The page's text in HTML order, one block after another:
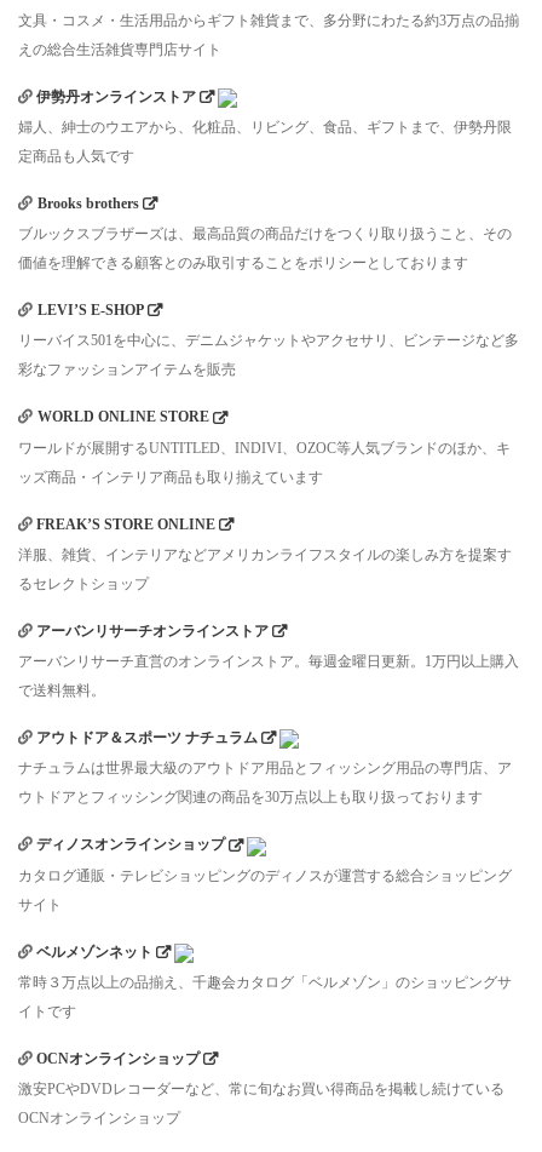
文具・コスメ・生活用品からギフト雑貨まで、多分野にわたる約3万点の品揃
えの総合生活雑貨専門店サイト
伊勢丹オンラインストア
婦人、紳士のウエアから、化粧品、リビング、食品、ギフトまで、伊勢丹限
定商品も人気です
Brooks brothers
ブルックスブラザーズは、最高品質の商品だけをつくり取り扱うこと、その
価値を理解できる顧客とのみ取引することをポリシーとしております
LEVI’S E-SHOP
リーバイス501を中心に、デニムジャケットやアクセサリ、ビンテージなど多
彩なファッションアイテムを販売
WORLD ONLINE STORE
ワールドが展開するUNTITLED、INDIVI、OZOC等人気ブランドのほか、キ
ッズ商品・インテリア商品も取り揃えています
FREAK’S STORE ONLINE
洋服、雑貨、インテリアなどアメリカンライフスタイルの楽しみ方を提案す
るセレクトショップ
アーバンリサーチオンラインストア
アーバンリサーチ直営のオンラインストア。毎週金曜日更新。1万円以上購入
で送料無料。
アウトドア＆スポーツ ナチュラム
ナチュラムは世界最大級のアウトドア用品とフィッシング用品の専門店、ア
ウトドアとフィッシング関連の商品を30万点以上も取り扱っております
ディノスオンラインショップ
カタログ通販・テレビショッピングのディノスが運営する総合ショッピング
サイト
ベルメゾンネット
常時３万点以上の品揃え、千趣会カタログ「ベルメゾン」のショッピングサ
イトです
OCNオンラインショップ
激安PCやDVDレコーダーなど、常に旬なお買い得商品を掲載し続けている
OCNオンラインショップ